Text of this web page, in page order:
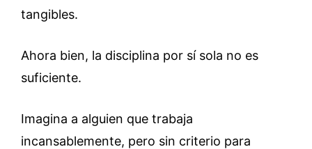
tangibles.
Ahora bien, la disciplina por sí sola no es
suficiente.
Imagina a alguien que trabaja
incansablemente, pero sin criterio para